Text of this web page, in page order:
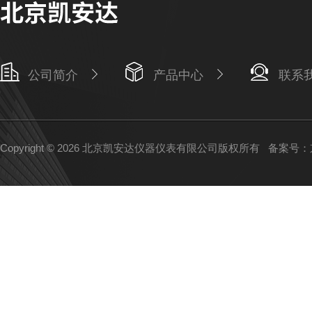
公司简介 产品中心 联系
Copyright © 2026 北京凯安达仪器仪表有限公司版权所有 备案号